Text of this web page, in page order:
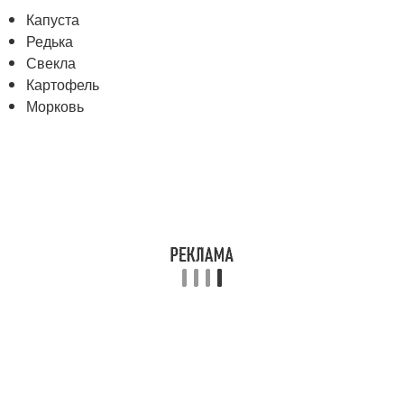
Капуста
Редька
Свекла
Картофель
Морковь